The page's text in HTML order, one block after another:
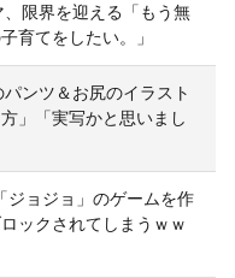
、限界を迎える「もう無
育てをしたい。」
ンツ＆お尻のイラスト
」「実写かと思いまし
ジョジョ」のゲームを作
ックされてしまうｗｗ